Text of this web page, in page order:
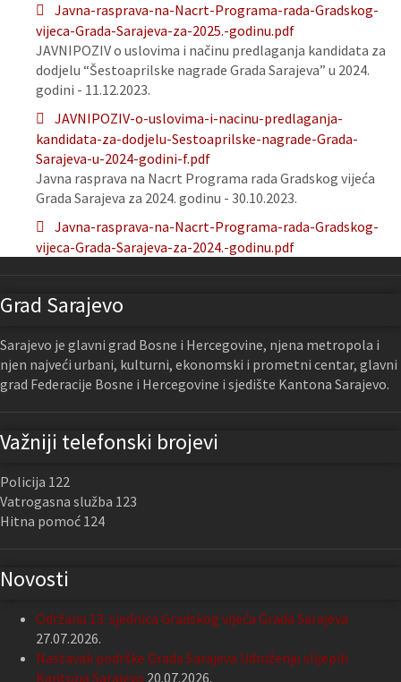
Javna-rasprava-na-Nacrt-Programa-rada-Gradskog-
vijeca-Grada-Sarajeva-za-2025.-godinu.pdf
JAVNIPOZIV o uslovima i načinu predlaganja kandidata za
dodjelu “Šestoaprilske nagrade Grada Sarajeva” u 2024.
godini - 11.12.2023.
JAVNIPOZIV-o-uslovima-i-nacinu-predlaganja-
kandidata-za-dodjelu-Sestoaprilske-nagrade-Grada-
Sarajeva-u-2024-godini-f.pdf
Javna rasprava na Nacrt Programa rada Gradskog vijeća
Grada Sarajeva za 2024. godinu - 30.10.2023.
Javna-rasprava-na-Nacrt-Programa-rada-Gradskog-
vijeca-Grada-Sarajeva-za-2024.-godinu.pdf
Grad Sarajevo
Sarajevo je glavni grad Bosne i Hercegovine, njena metropola i
njen najveći urbani, kulturni, ekonomski i prometni centar, glavni
grad Federacije Bosne i Hercegovine i sjedište Kantona Sarajevo.
Važniji telefonski brojevi
Policija 122
Vatrogasna služba 123
Hitna pomoć 124
Novosti
Održana 13. sjednica Gradskog vijeća Grada Sarajeva
27.07.2026.
Nastavak podrške Grada Sarajeva Udruženju slijepih
Kantona Sarajevo 20.07.2026.